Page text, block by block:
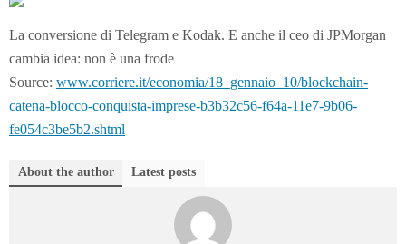
La conversione di Telegram e Kodak. E anche il ceo di JPMorgan
cambia idea: non è una frode
Source: www.corriere.it/economia/18_gennaio_10/blockchain-
catena-blocco-conquista-imprese-b3b32c56-f64a-11e7-9b06-
fe054c3be5b2.shtml
About the author Latest posts